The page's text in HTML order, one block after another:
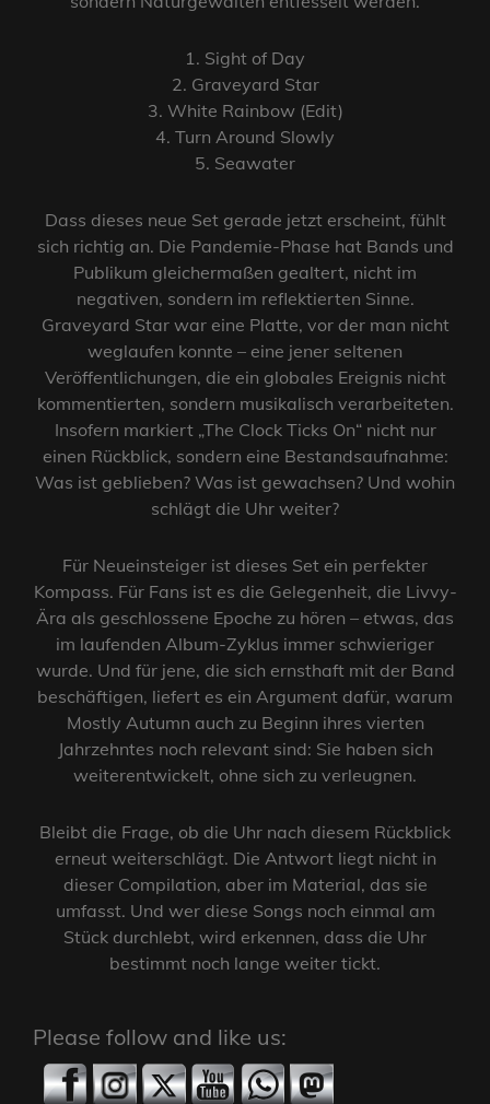
1. Sight of Day
2. Graveyard Star
3. White Rainbow (Edit)
4. Turn Around Slowly
5. Seawater
Dass dieses neue Set gerade jetzt erscheint, fühlt
sich richtig an. Die Pandemie-Phase hat Bands und
Publikum gleichermaßen gealtert, nicht im
negativen, sondern im reflektierten Sinne.
Graveyard Star war eine Platte, vor der man nicht
weglaufen konnte – eine jener seltenen
Veröffentlichungen, die ein globales Ereignis nicht
kommentierten, sondern musikalisch verarbeiteten.
Insofern markiert „The Clock Ticks On“ nicht nur
einen Rückblick, sondern eine Bestandsaufnahme:
Was ist geblieben? Was ist gewachsen? Und wohin
schlägt die Uhr weiter?
Für Neueinsteiger ist dieses Set ein perfekter
Kompass. Für Fans ist es die Gelegenheit, die Livvy-
Ära als geschlossene Epoche zu hören – etwas, das
im laufenden Album-Zyklus immer schwieriger
wurde. Und für jene, die sich ernsthaft mit der Band
beschäftigen, liefert es ein Argument dafür, warum
Mostly Autumn auch zu Beginn ihres vierten
Jahrzehntes noch relevant sind: Sie haben sich
weiterentwickelt, ohne sich zu verleugnen.
Bleibt die Frage, ob die Uhr nach diesem Rückblick
erneut weiterschlägt. Die Antwort liegt nicht in
dieser Compilation, aber im Material, das sie
umfasst. Und wer diese Songs noch einmal am
Stück durchlebt, wird erkennen, dass die Uhr
bestimmt noch lange weiter tickt.
Please follow and like us: